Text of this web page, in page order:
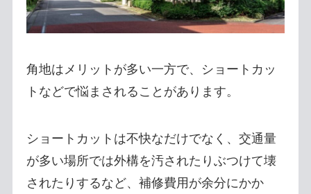
角地はメリットが多い一方で、ショートカッ
トなどで悩まされることがあります。
ショートカットは不快なだけでなく、交通量
が多い場所では外構を汚されたりぶつけて壊
されたりするなど、補修費用が余分にかか